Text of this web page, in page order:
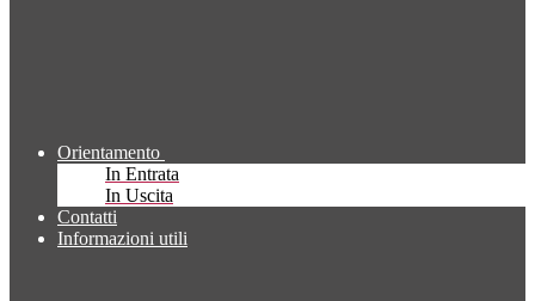
Orientamento
In Entrata
In Uscita
Contatti
Informazioni utili